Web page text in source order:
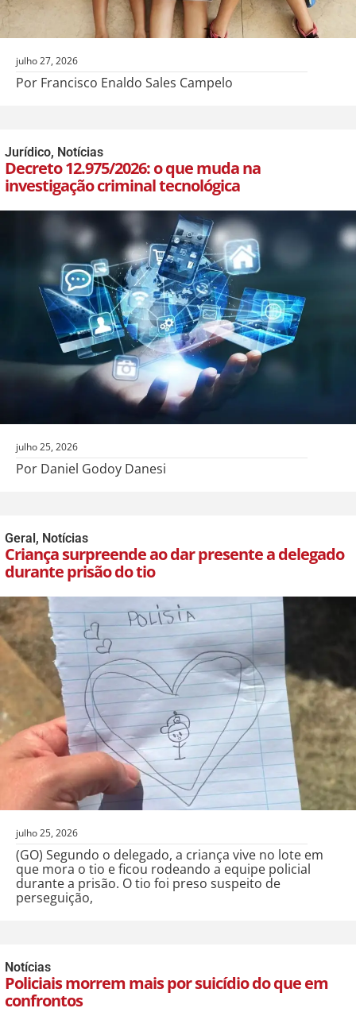
julho 27, 2026
Por Francisco Enaldo Sales Campelo
Jurídico, Notícias
Decreto 12.975/2026: o que muda na
investigação criminal tecnológica
julho 25, 2026
Por Daniel Godoy Danesi
Geral, Notícias
Criança surpreende ao dar presente a delegado
durante prisão do tio
julho 25, 2026
(GO) Segundo o delegado, a criança vive no lote em
que mora o tio e ficou rodeando a equipe policial
durante a prisão. O tio foi preso suspeito de
perseguição,
Notícias
Policiais morrem mais por suicídio do que em
confrontos